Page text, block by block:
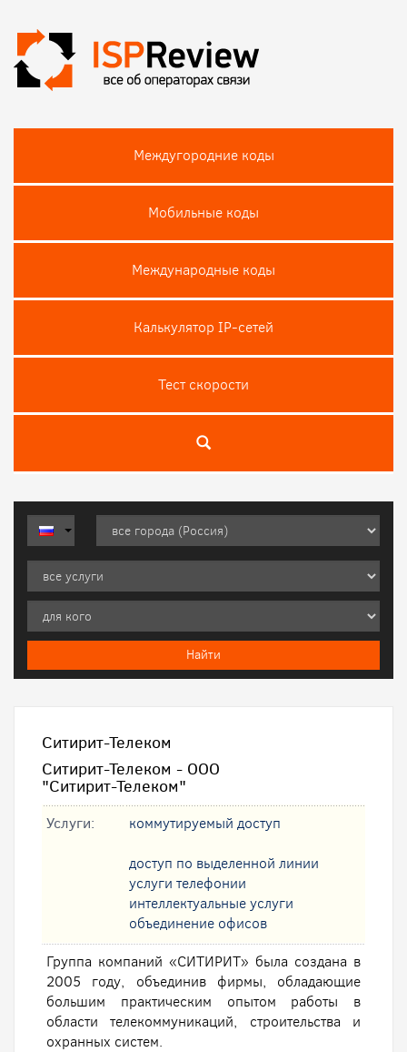
Междугородние коды
Мобильные коды
Международные коды
Калькулятор IP-сетей
Тест скороcти
Ситирит-Телеком
Ситирит-Телеком - ООО
"Ситирит-Телеком"
Услуги: коммутируемый доступ
доступ по выделенной линии
услуги телефонии
интеллектуальные услуги
oбъединение офисов
Группа компаний «СИТИРИТ» была создана в
2005 году, объединив фирмы, обладающие
большим практическим опытом работы в
области телекоммуникаций, строительства и
охранных систем.